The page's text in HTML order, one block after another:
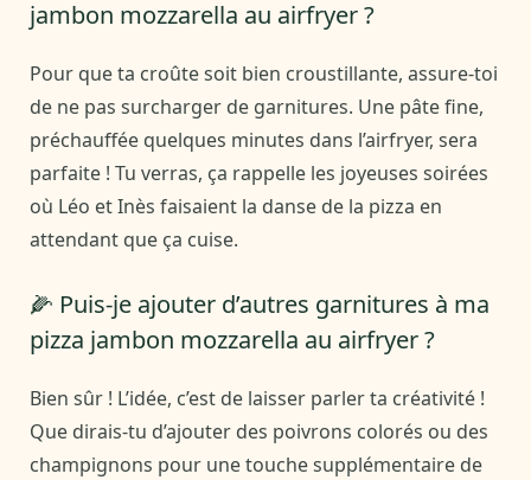
jambon mozzarella au airfryer ?
Pour que ta croûte soit bien croustillante, assure-toi
de ne pas surcharger de garnitures. Une pâte fine,
préchauffée quelques minutes dans l’airfryer, sera
parfaite ! Tu verras, ça rappelle les joyeuses soirées
où Léo et Inès faisaient la danse de la pizza en
attendant que ça cuise.
🌽 Puis-je ajouter d’autres garnitures à ma
pizza jambon mozzarella au airfryer ?
Bien sûr ! L’idée, c’est de laisser parler ta créativité !
Que dirais-tu d’ajouter des poivrons colorés ou des
champignons pour une touche supplémentaire de